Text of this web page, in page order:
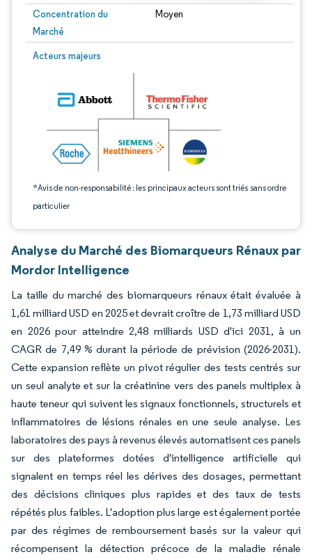
Concentration du
Marché
Moyen
Acteurs majeurs
*Avis de non-responsabilité : les principaux acteurs sont triés sans ordre
particulier
Image © Mordor Intelligence. La réutilisation nécessite une attribution sous CC
Analyse du Marché des Biomarqueurs Rénaux par
Mordor Intelligence
La taille du marché des biomarqueurs rénaux était évaluée à
1,61 milliard USD en 2025 et devrait croître de 1,73 milliard USD
en 2026 pour atteindre 2,48 milliards USD d'ici 2031, à un
CAGR de 7,49 % durant la période de prévision (2026-2031).
Cette expansion reflète un pivot régulier des tests centrés sur
un seul analyte et sur la créatinine vers des panels multiplex à
haute teneur qui suivent les signaux fonctionnels, structurels et
inflammatoires de lésions rénales en une seule analyse. Les
laboratoires des pays à revenus élevés automatisent ces panels
sur des plateformes dotées d'intelligence artificielle qui
signalent en temps réel les dérives des dosages, permettant
des décisions cliniques plus rapides et des taux de tests
répétés plus faibles. L'adoption plus large est également portée
par des régimes de remboursement basés sur la valeur qui
récompensent la détection précoce de la maladie rénale